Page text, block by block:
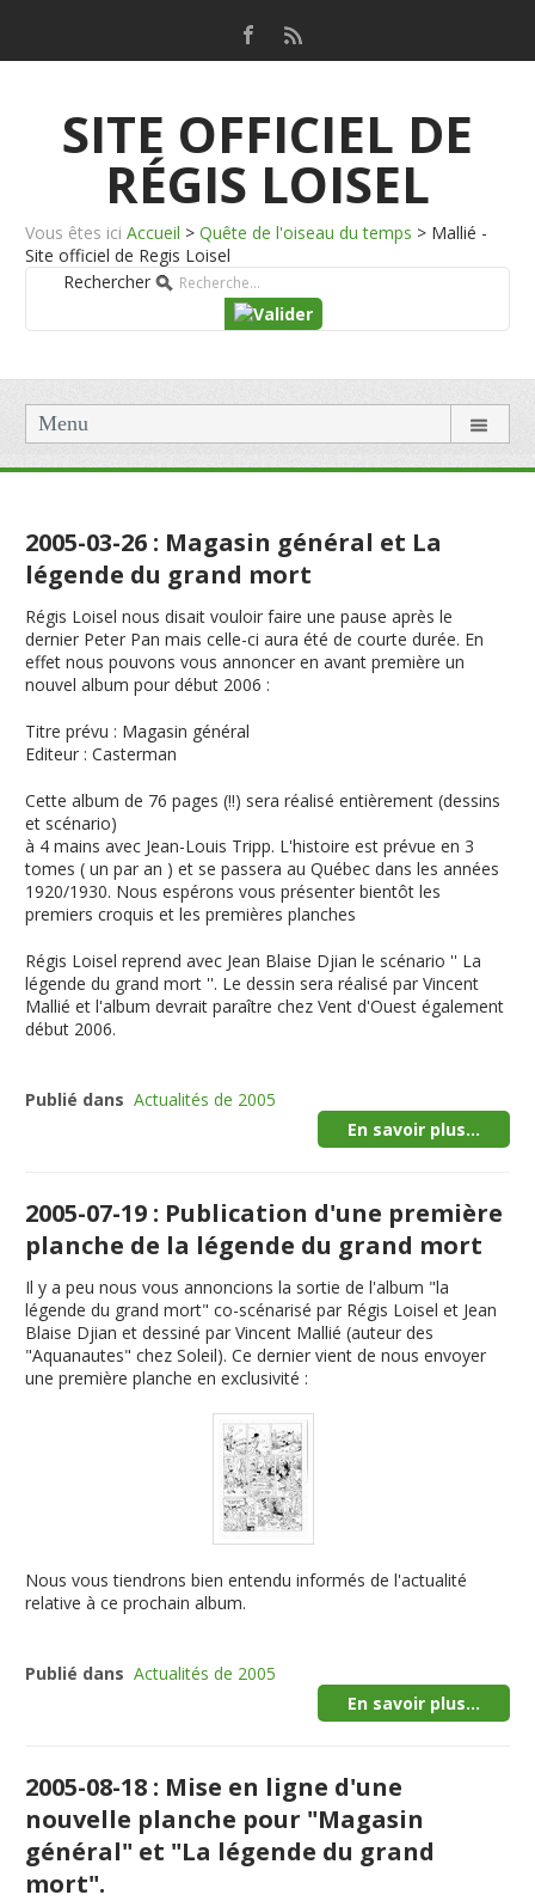
SITE OFFICIEL DE
RÉGIS LOISEL
Vous êtes ici Accueil > Quête de l'oiseau du temps > Mallié -
Site officiel de Regis Loisel
Rechercher
Menu
2005-03-26 : Magasin général et La
légende du grand mort
Régis Loisel nous disait vouloir faire une pause après le
dernier Peter Pan mais celle-ci aura été de courte durée. En
effet nous pouvons vous annoncer en avant première un
nouvel album pour début 2006 :
Titre prévu : Magasin général
Editeur : Casterman
Cette album de 76 pages (!!) sera réalisé entièrement (dessins
et scénario)
à 4 mains avec Jean-Louis Tripp. L'histoire est prévue en 3
tomes ( un par an ) et se passera au Québec dans les années
1920/1930. Nous espérons vous présenter bientôt les
premiers croquis et les premières planches
Régis Loisel reprend avec Jean Blaise Djian le scénario '' La
légende du grand mort ''. Le dessin sera réalisé par Vincent
Mallié et l'album devrait paraître chez Vent d'Ouest également
début 2006.
Publié dans Actualités de 2005
En savoir plus...
2005-07-19 : Publication d'une première
planche de la légende du grand mort
Il y a peu nous vous annoncions la sortie de l'album "la
légende du grand mort" co-scénarisé par Régis Loisel et Jean
Blaise Djian et dessiné par Vincent Mallié (auteur des
"Aquanautes" chez Soleil). Ce dernier vient de nous envoyer
une première planche en exclusivité :
Nous vous tiendrons bien entendu informés de l'actualité
relative à ce prochain album.
Publié dans Actualités de 2005
En savoir plus...
2005-08-18 : Mise en ligne d'une
nouvelle planche pour "Magasin
général" et "La légende du grand
mort".